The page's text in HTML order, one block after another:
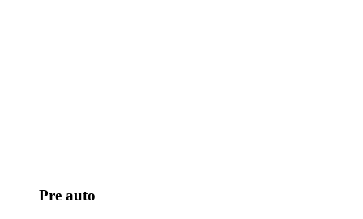
Pre auto